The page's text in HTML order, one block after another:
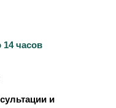
часов
и